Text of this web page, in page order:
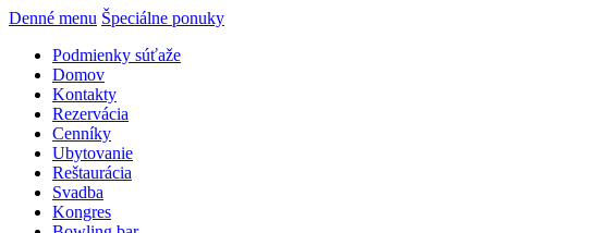
Denné menu Špeciálne ponuky
Podmienky súťaže
Domov
Kontakty
Rezervácia
Cenníky
Ubytovanie
Reštaurácia
Svadba
Kongres